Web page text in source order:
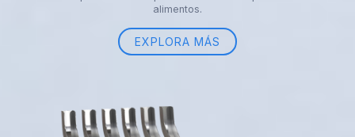
alimentos.
EXPLORA MÁS